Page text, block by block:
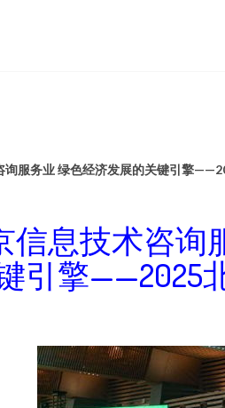
询服务业 绿色经济发展的关键引擎
信息技术咨询
引擎——2025